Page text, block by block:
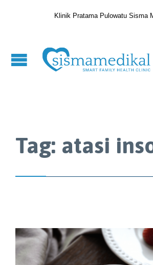
Klinik Pratama Pulowatu Sisma
Tag: atasi